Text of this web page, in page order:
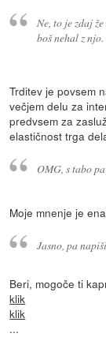
Ne, to je zdaj
boš nehal z njo.
Trditev je povsem
večjem delu za
predvsem za
elastičnost trga
OMG, s tabo
Moje mnenje je
Jasno, pa
Beri, mogoče ti
klik
klik
...